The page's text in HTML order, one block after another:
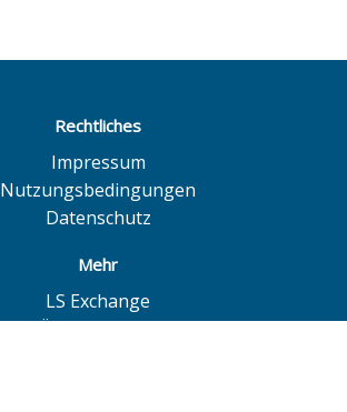
Rechtliches
Impressum
Nutzungsbedingungen
Datenschutz
Mehr
LS Exchange
BÖAG Börsen AG